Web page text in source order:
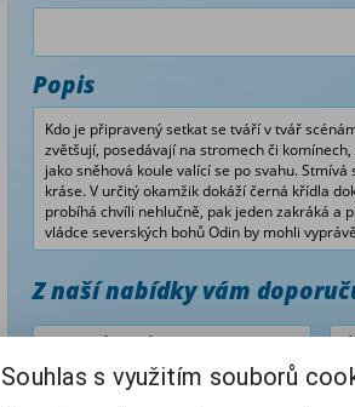
Popis
Kdo je připravený setkat se tváří v tvář
zvětšují, posedávají na stromech či
jako sněhová koule valící se po svahu.
kráse. V určitý okamžik dokáží černá křídla
probíhá chvíli nehlučně, pak jeden zakráká a
vládce severských bohů Odin by mohli
Z naší nabídky vám
Dva Krkavci
Souhlas s využitím souborů